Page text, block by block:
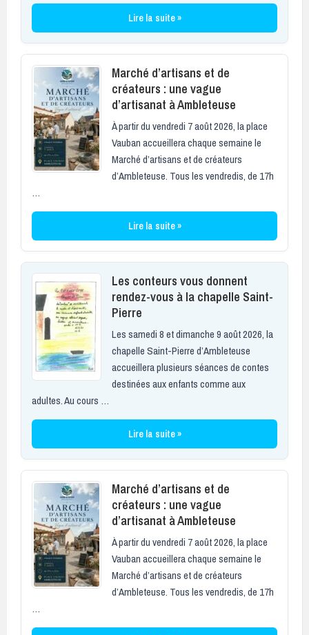
Lire la suite »
Marché d’artisans et de
créateurs : une vague
d’artisanat à Ambleteuse
À partir du vendredi 7 août 2026, la place
Vauban accueillera chaque semaine le
Marché d’artisans et de créateurs
d’Ambleteuse. Tous les vendredis, de 17h
…
Lire la suite »
Les conteurs vous donnent
rendez-vous à la chapelle Saint-
Pierre
Les samedi 8 et dimanche 9 août 2026, la
chapelle Saint-Pierre d’Ambleteuse
accueillera plusieurs séances de contes
destinées aux enfants comme aux
adultes. Au cours …
Lire la suite »
Marché d’artisans et de
créateurs : une vague
d’artisanat à Ambleteuse
À partir du vendredi 7 août 2026, la place
Vauban accueillera chaque semaine le
Marché d’artisans et de créateurs
d’Ambleteuse. Tous les vendredis, de 17h
…